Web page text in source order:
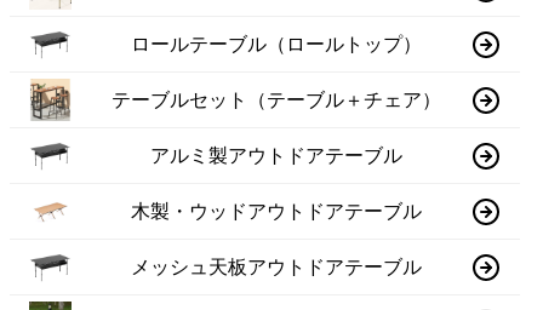
ロールテーブル（ロールトップ）
テーブルセット（テーブル＋チェア）
アルミ製アウトドアテーブル
木製・ウッドアウトドアテーブル
メッシュ天板アウトドアテーブル